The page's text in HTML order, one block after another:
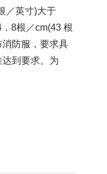
／英寸)大于
8根／cm(43 根
防服，要求具
到要求。为